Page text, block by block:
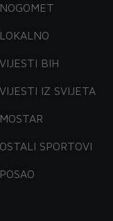
NOGOMET
LOKALNO
VIJESTI BIH
VIJESTI IZ SVIJETA
MOSTAR
OSTALI SPORTOVI
POSAO